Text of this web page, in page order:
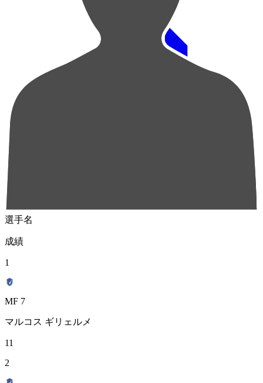
順位
選手名
成績
1
MF 7
マルコス ギリェルメ
11
2